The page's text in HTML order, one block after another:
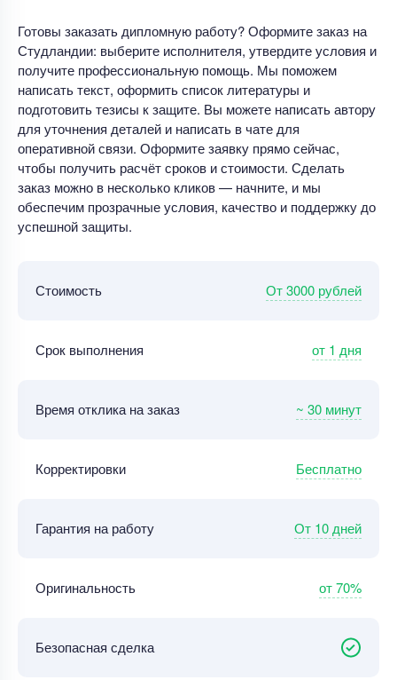
Готовы заказать дипломную работу? Оформите заказ на
Студландии: выберите исполнителя, утвердите условия и
получите профессиональную помощь. Мы поможем
написать текст, оформить список литературы и
подготовить тезисы к защите. Вы можете написать автору
для уточнения деталей и написать в чате для
оперативной связи. Оформите заявку прямо сейчас,
чтобы получить расчёт сроков и стоимости. Сделать
заказ можно в несколько кликов — начните, и мы
обеспечим прозрачные условия, качество и поддержку до
успешной защиты.
Стоимость От 3000 рублей
Срок выполнения от 1 дня
Время отклика на заказ ~ 30 минут
Корректировки Бесплатно
Гарантия на работу От 10 дней
Оригинальность от 70%
Безопасная сделка